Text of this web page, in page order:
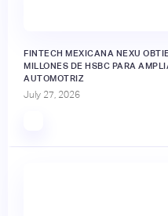
FINTECH MEXICANA NEXU
MILLONES DE HSBC PARA
AUTOMOTRIZ
July 27, 2026